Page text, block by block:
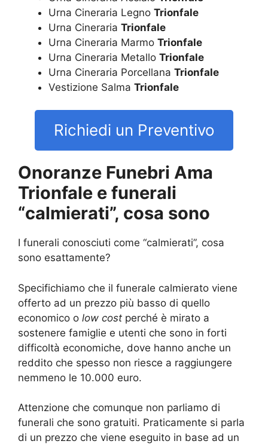
Urna Cineraria Legno Trionfale
Urna Cineraria Trionfale
Urna Cineraria Marmo Trionfale
Urna Cineraria Metallo Trionfale
Urna Cineraria Porcellana Trionfale
Vestizione Salma Trionfale
Richiedi un Preventivo
Onoranze Funebri Ama
Trionfale e funerali
“calmierati”, cosa sono
I funerali conosciuti come “calmierati”, cosa
sono esattamente?
Specifichiamo che il funerale calmierato viene
offerto ad un prezzo più basso di quello
economico o low cost perché è mirato a
sostenere famiglie e utenti che sono in forti
difficoltà economiche, dove hanno anche un
reddito che spesso non riesce a raggiungere
nemmeno le 10.000 euro.
Attenzione che comunque non parliamo di
funerali che sono gratuiti. Praticamente si parla
di un prezzo che viene eseguito in base ad un